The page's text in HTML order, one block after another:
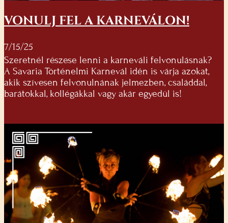
VONULJ FEL A KARNEVÁLON!
7/15/25
Szeretnél részese lenni a karneváli felvonulásnak?
A Savaria Történelmi Karnevál idén is várja azokat,
akik szívesen felvonulnának jelmezben, családdal,
barátokkal, kollégákkal vagy akár egyedül is!